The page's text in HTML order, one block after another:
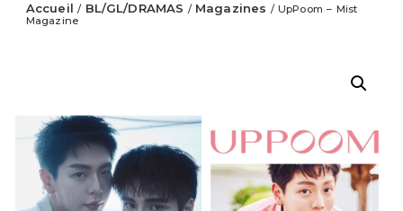
Accueil / BL/GL/DRAMAS / Magazines / UpPoom – Mist
Magazine